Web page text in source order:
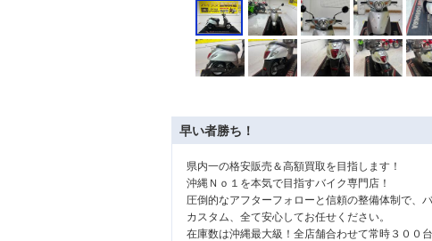
早い者勝ち！
県内一の格安販売＆高額買取を目指します！
沖縄Ｎｏ１を本気で目指すバイク専門店！
圧倒的なアフターフォローと信頼の整備体制で、
カスタム、全て安心してお任せください。
在庫数は沖縄最大級！全店舗合わせて常時３００